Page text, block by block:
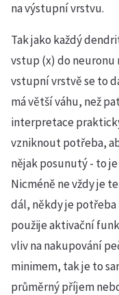
na výstupní vrstvu.
Tak jako každý
vstup (x) do neuronu
vstupní vrstvě se to
má větší váhu, než
interpretace
vzniknout potřeba,
nějak posunutý - to
Nicméně ne vždy je
dál, někdy je potřeba
použije aktivační
vliv na nakupování
minimem, tak je to
průměrný příjem